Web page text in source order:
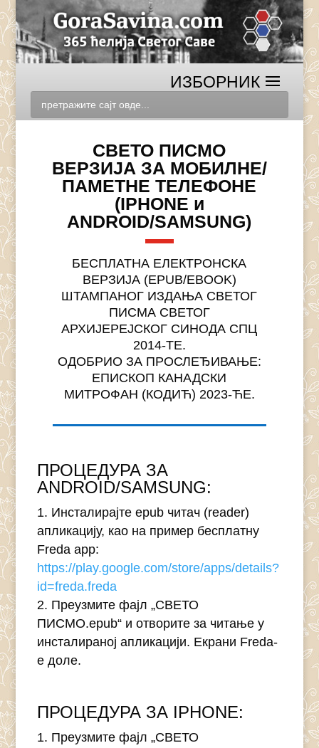
СВЕТО ПИСМО
ВЕРЗИЈА ЗА МОБИЛНЕ/
ПАМЕТНE ТЕЛЕФОНЕ
(IPHONE и
ANDROID/SAMSUNG)
БЕСПЛАТНА ЕЛЕКТРОНСКА
ВЕРЗИЈА (EPUB/EBOOK)
ШТАМПАНОГ ИЗДАЊА СВЕТОГ
ПИСМА СВЕТОГ
АРХИЈЕРЕЈСКОГ СИНОДА СПЦ
2014-ТЕ.
ОДОБРИО ЗА ПРОСЛЕЂИВАЊЕ:
ЕПИСКОП КАНАДСКИ
МИТРОФАН (КОДИЋ) 2023-ЋЕ.
ПРОЦЕДУРА ЗА
ANDROID/SAMSUNG:
Инсталирајте epub читач (reader)
апликацију, као на пример бесплатну
Freda app:
https://play.google.com/store/apps/details?
id=freda.freda
Преузмите фајл „СВЕТО
ПИСМО.epub“ и отворите за читање у
инсталираној апликацији. Eкрани Freda-
е доле.
ПРОЦЕДУРА ЗА IPHONE:
Преузмите фајл „СВЕТО